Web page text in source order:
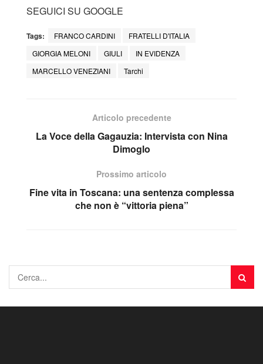
SEGUICI SU GOOGLE
Tags: FRANCO CARDINI
FRATELLI D'ITALIA
GIORGIA MELONI
GIULI
IN EVIDENZA
MARCELLO VENEZIANI
Tarchi
Articolo precedente
La Voce della Gagauzia: Intervista con Nina
Dimoglo
Prossimo articolo
Fine vita in Toscana: una sentenza complessa
che non è “vittoria piena”